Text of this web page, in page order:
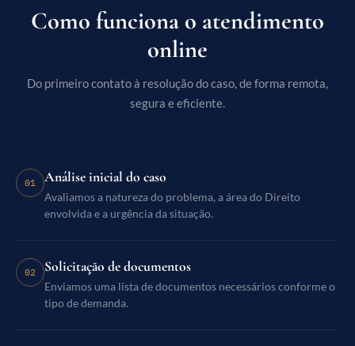
Como funciona o atendimento
online
Do primeiro contato à resolução do caso, de forma remota,
segura e eficiente.
01 Análise inicial do caso
Avaliamos a natureza do problema, a área do Direito
envolvida e a urgência da situação.
02 Solicitação de documentos
Enviamos uma lista de documentos necessários conforme o
tipo de demanda.